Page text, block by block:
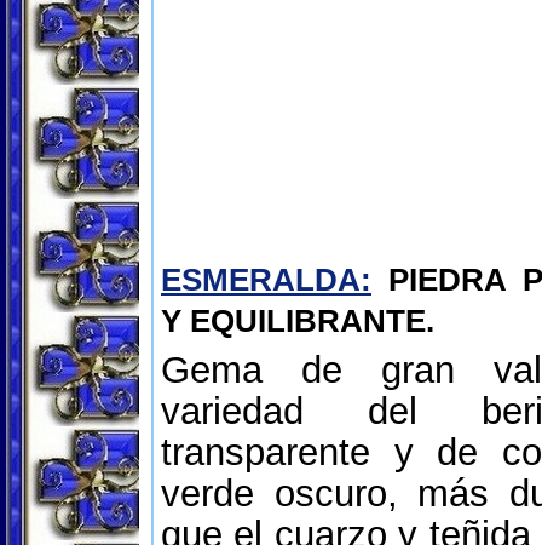
ESMERALDA: PIEDRA
Y EQUILIBRANTE.
Gema de gran
variedad del
transparente y de
verde oscuro, más
que el cuarzo y teñida